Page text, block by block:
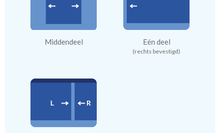
Middendeel Eén deel
(rechts bevestigd)